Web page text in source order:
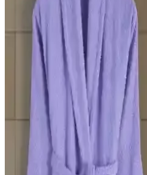
Maxem Motorsiklet Branda XXL, su
yapısıyla enduro ve chopper tarzı
bir ürün. Hava koşullarına karşı
Modelhome Büyük Beden
Pamuklu Bornoz Konfor ve
Modelhome'un büyük beden
dokusu, geniş ölçüleri ve pratik
uzun ömürlü kullanım ve kolay
Philippus Berbera ve Rozet
Karşılaştırması: Malzeme,